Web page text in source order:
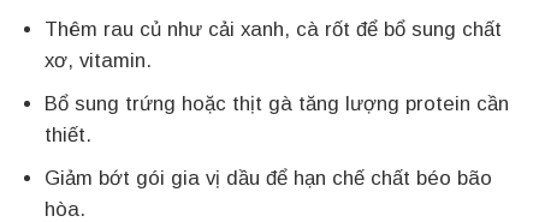
Thêm rau củ như cải xanh, cà rốt để bổ sung chất
xơ, vitamin.
Bổ sung trứng hoặc thịt gà tăng lượng protein cần
thiết.
Giảm bớt gói gia vị dầu để hạn chế chất béo bão
hòa.